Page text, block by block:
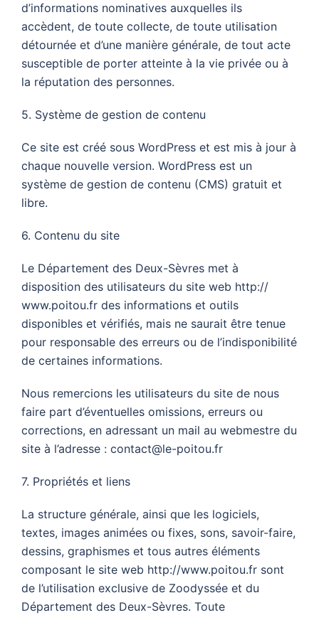
d’informations nominatives auxquelles ils
accèdent, de toute collecte, de toute utilisation
détournée et d’une manière générale, de tout acte
susceptible de porter atteinte à la vie privée ou à
la réputation des personnes.
5. Système de gestion de contenu
Ce site est créé sous WordPress et est mis à jour à
chaque nouvelle version. WordPress est un
système de gestion de contenu (CMS) gratuit et
libre.
6. Contenu du site
Le Département des Deux-Sèvres met à
disposition des utilisateurs du site web http://
www.poitou.fr des informations et outils
disponibles et vérifiés, mais ne saurait être tenue
pour responsable des erreurs ou de l’indisponibilité
de certaines informations.
Nous remercions les utilisateurs du site de nous
faire part d’éventuelles omissions, erreurs ou
corrections, en adressant un mail au webmestre du
site à l’adresse : contact@le-poitou.fr
7. Propriétés et liens
La structure générale, ainsi que les logiciels,
textes, images animées ou fixes, sons, savoir-faire,
dessins, graphismes et tous autres éléments
composant le site web http://www.poitou.fr sont
de l’utilisation exclusive de Zoodyssée et du
Département des Deux-Sèvres. Toute